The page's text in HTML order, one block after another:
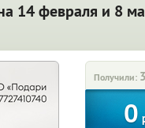
14 февраля и 8
Получили:
0